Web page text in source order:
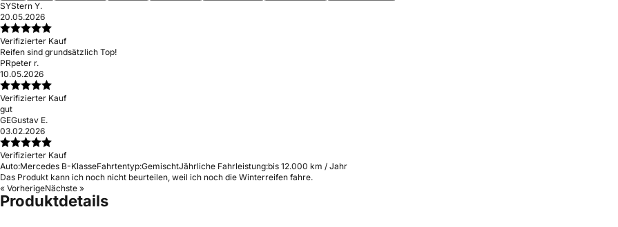
SYStern Y.
20.05.2026
Verifizierter Kauf
Reifen sind grundsätzlich Top!
PRpeter r.
10.05.2026
Verifizierter Kauf
gut
GEGustav E.
03.02.2026
Verifizierter Kauf
Auto:Mercedes B-KlasseFahrtentyp:GemischtJährliche Fahrleistung:bis 12.000 km / Jahr
Das Produkt kann ich noch nicht beurteilen, weil ich noch die Winterreifen fahre.
« VorherigeNächste »
Produktdetails